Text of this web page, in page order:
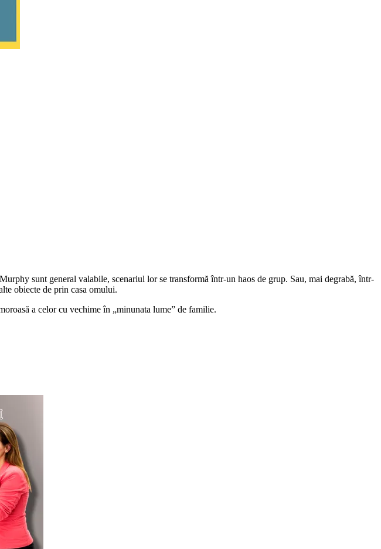
sunt general valabile, scenariul lor se transformă într-un haos de grup. Sau, mai degrabă, într-
obiecte de prin casa omului.
a celor cu vechime în „minunata lume” de familie.